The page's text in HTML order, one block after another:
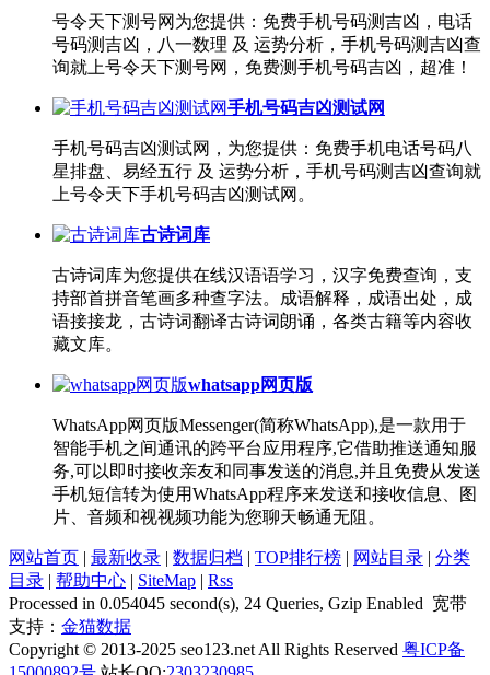
号令天下测号网为您提供：免费手机号码测吉凶，电话
号码测吉凶，八一数理 及 运势分析，手机号码测吉凶查
询就上号令天下测号网，免费测手机号码吉凶，超准！
手机号码吉凶测试网
手机号码吉凶测试网，为您提供：免费手机电话号码八
星排盘、易经五行 及 运势分析，手机号码测吉凶查询就
上号令天下手机号码吉凶测试网。
古诗词库
古诗词库为您提供在线汉语语学习，汉字免费查询，支
持部首拼音笔画多种查字法。成语解释，成语出处，成
语接接龙，古诗词翻译古诗词朗诵，各类古籍等内容收
藏文库。
whatsapp网页版
WhatsApp网页版Messenger(简称WhatsApp),是一款用于
智能手机之间通讯的跨平台应用程序,它借助推送通知服
务,可以即时接收亲友和同事发送的消息,并且免费从发送
手机短信转为使用WhatsApp程序来发送和接收信息、图
片、音频和视视频功能为您聊天畅通无阻。
网站首页 | 最新收录 | 数据归档 | TOP排行榜 | 网站目录 | 分类
目录 | 帮助中心 | SiteMap | Rss
Processed in 0.054045 second(s), 24 Queries, Gzip Enabled 宽带
支持： 金猫数据
Copyright © 2013-2025 seo123.net All Rights Reserved 粤ICP备